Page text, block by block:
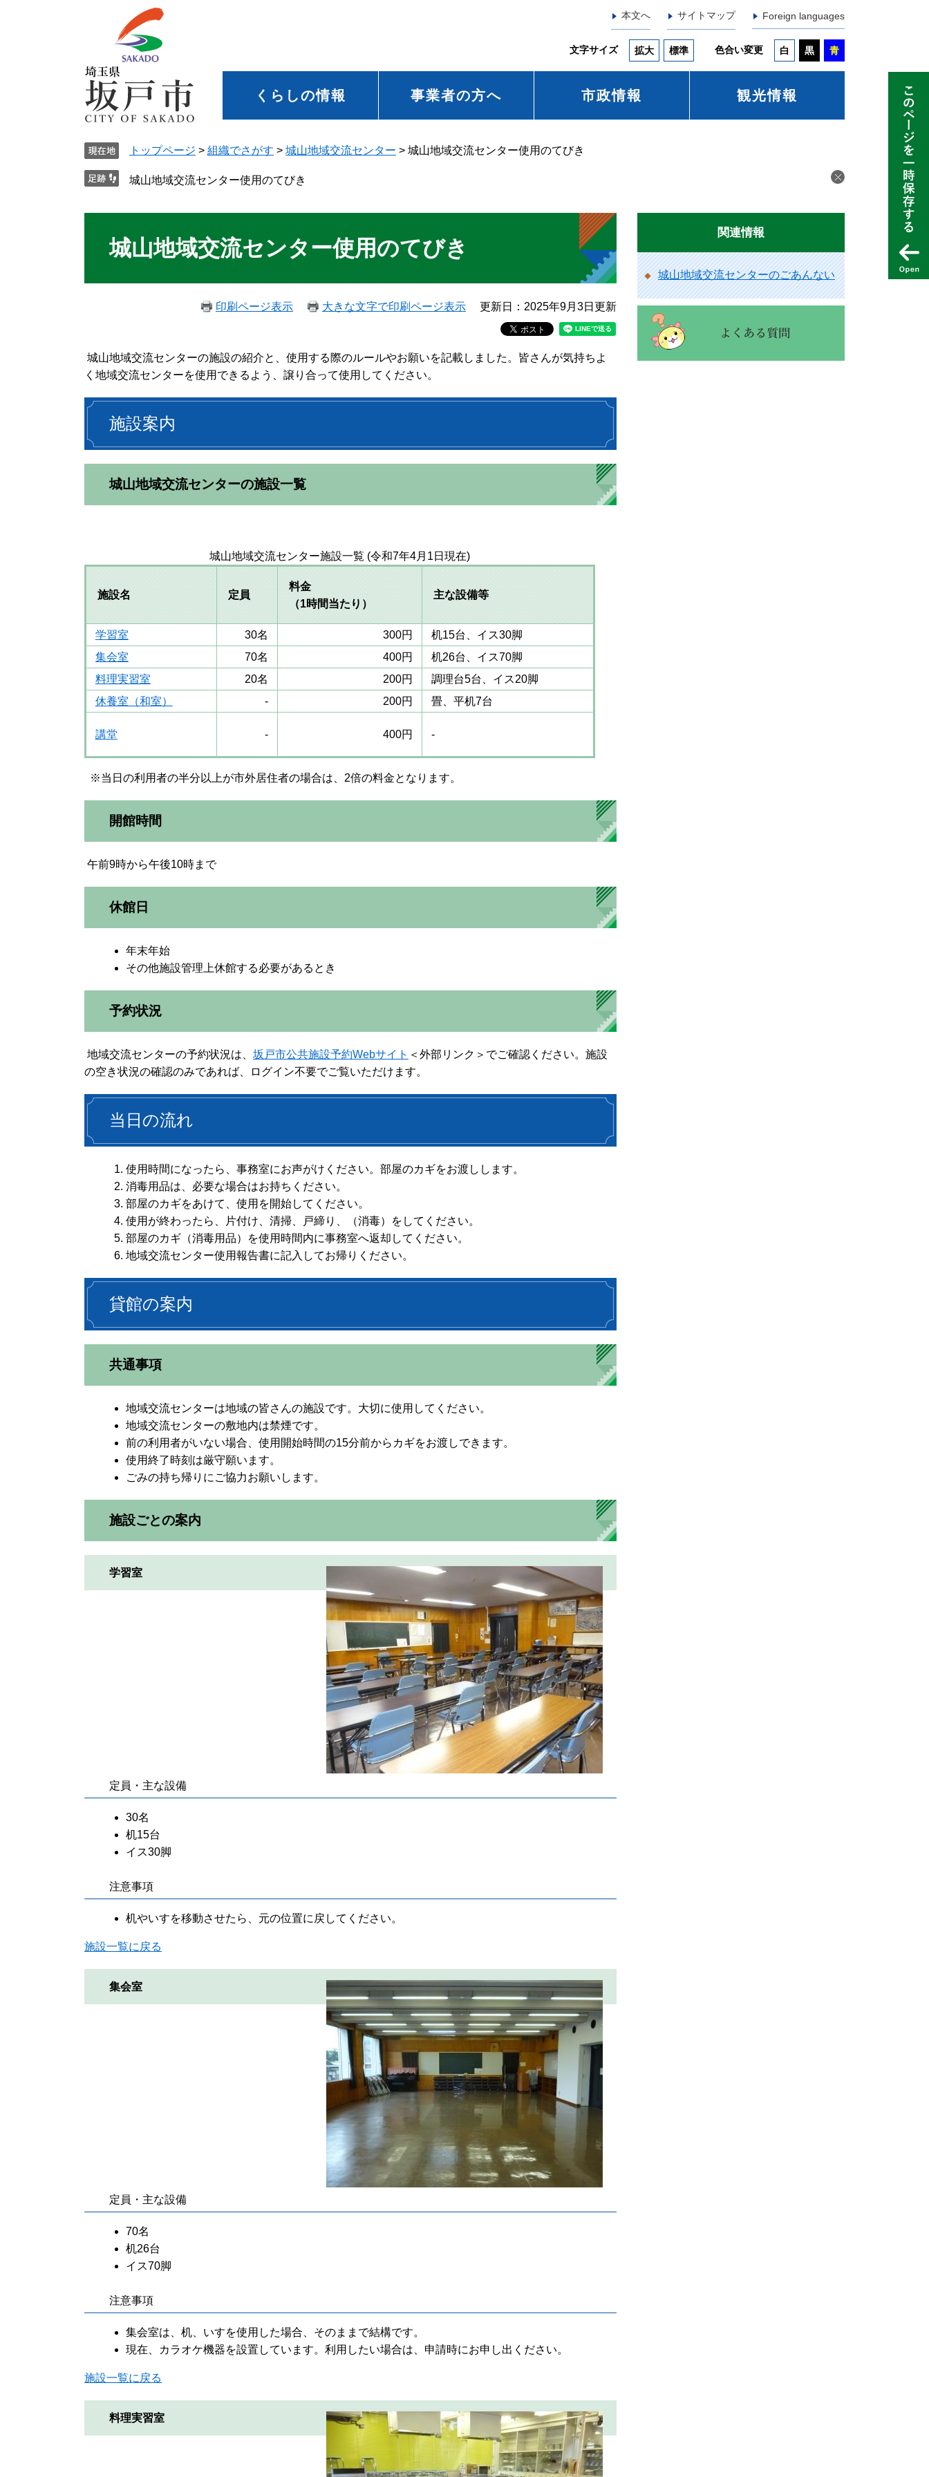
本文へ サイトマップ Foreign languages
文字サイズ 拡大 標準 色合い変更 白 黒 青
くらしの情報 事業者の方へ 市政情報 観光情報
トップページ > 組織でさがす > 城山地域交流センター > 城山地域交流センター使用のてびき
城山地域交流センター使用のてびき
城山地域交流センター使用のてびき
印刷ページ表示 大きな文字で印刷ページ表示 更新日：2025年9月3日更新
城山地域交流センターの施設の紹介と、使用する際のルールやお願いを記載しました。皆さんが気持ちよ
く地域交流センターを使用できるよう、譲り合って使用してください。​
施設案内
城山地域交流センターの施設一覧
城山地域交流センター施設一覧 (令和7年4月1日現在)
施設名 定員
料金
（1時間当たり）
主な設備等
学習室 30名 300円
机15台、イス30脚
集会室
70名 400円
机26台、イス70脚
料理実習室
20名 200円
調理台5台、イス20脚
休養室（和室）
- 200円 畳、平机7台
講堂 - 400円 -
※当日の利用者の半分以上が市外居住者の場合は、2倍の料金となります。
開館時間
午前9時から午後10時まで
休館日
年末年始
その他施設管理上休館する必要があるとき
予約状況
地域交流センターの予約状況は、 坂戸市公共施設予約Webサイト ＜外部リンク＞ でご確認ください。施設
の空き状況の確認のみであれば、ログイン不要でご覧いただけます。
当日の流れ
使用時間になったら、事務室にお声がけください。部屋のカギをお渡しします。
消毒用品は、必要な場合はお持ちください。
部屋のカギをあけて、使用を開始してください。
使用が終わったら、片付け、清掃、戸締り、（消毒）をしてください。
部屋のカギ（消毒用品）を使用時間内に事務室へ返却してください。
地域交流センター使用報告書に記入してお帰りください。
貸館の案内
共通事項
地域交流センターは地域の皆さんの施設です。大切に使用してください。
地域交流センターの敷地内は禁煙です。
前の利用者がいない場合、使用開始時間の15分前からカギをお渡しできます。
使用終了時刻は厳守願います。
ごみの持ち帰りにご協力お願いします。
施設ごとの案内
学習室
定員・主な設備
30名
机15台
イス30脚
注意事項
机やいすを移動させたら、元の位置に戻してください。
施設一覧に戻る
集会室
定員・主な設備
70名
机26台
イス70脚
注意事項
集会室は、机、いすを使用した場合、そのままで結構です。
現在、カラオケ機器を設置しています。利用したい場合は、申請時にお申し出ください。
施設一覧に戻る
料理実習室
関連情報
城山地域交流センターのごあんない